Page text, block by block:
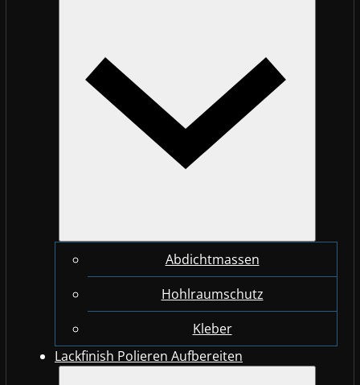
Abdichtmassen
Hohlraumschutz
Kleber
Lackfinish Polieren Aufbereiten